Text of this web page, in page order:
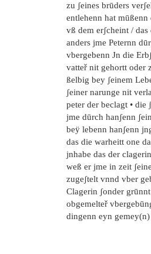
zu ʃeines brūders
entlehenn hat mūßenn
vß dem erʃcheint /
anders jme Peternn
vbergebenn Jn die
vatteř nit gehortt oder
ßelbig bey ʃeinem
ʃeiner narunge nit
peter der beclagt • die
jme dūrch hanʃenn
beÿ lebenn hanʃenn
das die warheitt one
jnhabe das der
weß er jme in zeit
zugeʃtelt vnnd vber
Clagerin ʃonder
obgemelteř
dingenn eyn